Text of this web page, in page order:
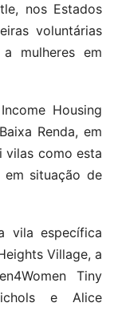
nos Estados
voluntárias
mulheres em
Housing
Renda, em
vilas como esta
situação de
vila específica
Village, a
Tiny
e Alice